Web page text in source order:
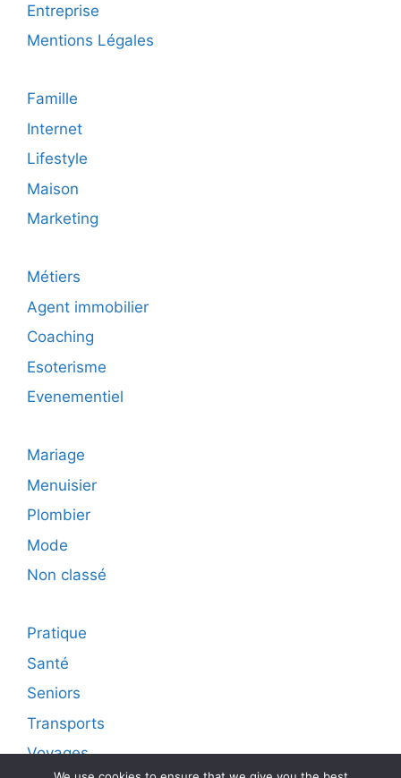
Entreprise
Mentions Légales
Famille
Internet
Lifestyle
Maison
Marketing
Métiers
Agent immobilier
Coaching
Esoterisme
Evenementiel
Mariage
Menuisier
Plombier
Mode
Non classé
Pratique
Santé
Seniors
Transports
Voyages